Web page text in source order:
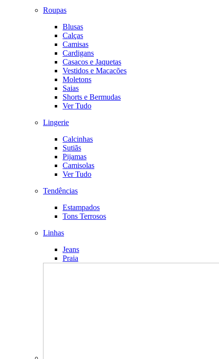
Roupas
Blusas
Calças
Camisas
Cardigans
Casacos e Jaquetas
Vestidos e Macacões
Moletons
Saias
Shorts e Bermudas
Ver Tudo
Lingerie
Calcinhas
Sutiãs
Pijamas
Camisolas
Ver Tudo
Tendências
Estampados
Tons Terrosos
Linhas
Jeans
Praia